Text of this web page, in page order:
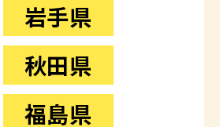
岩手県
秋田県
福島県